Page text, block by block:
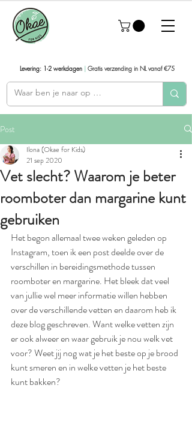
Levering: 1-2 werkdagen | Gratis verzending in NL vanaf €75
Post
Vet slecht? Waarom je beter
roomboter dan margarine kunt
gebruiken
Ilona (Okae for Kids)
21 sep 2020
Het begon allemaal twee weken geleden op
Instagram, toen ik een post deelde over de
verschillen in bereidingsmethode tussen
roomboter en margarine. Het bleek dat veel
van jullie wel meer informatie willen hebben
over de verschillende vetten en daarom heb ik
deze blog geschreven. Want welke vetten zijn
er ook alweer en waar gebruik je nou welk vet
voor? Weet jij nog wat je het beste op je brood
kunt smeren en in welke vetten je het beste
kunt bakken?